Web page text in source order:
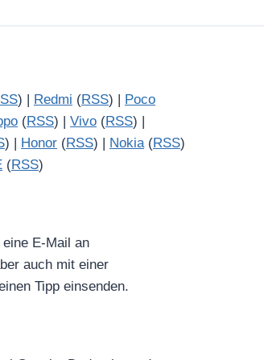
) | Redmi (RSS) | Poco
(RSS) | Vivo (RSS) |
) | Honor (RSS) | Nokia(RSS)
(RSS)
E-Mail an
auch mit einer
Tipp einsenden.